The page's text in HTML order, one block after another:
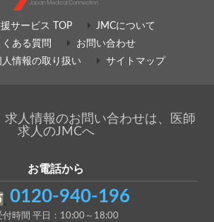
サービス TOP
JMCについて
くある質問
お問い合わせ
人情報の取り扱い サイトマップ
求人情報のお問い合わせは、医師
求人のJMCへ
お電話から
0120-940-196
付時間 平日：10:00～18:00